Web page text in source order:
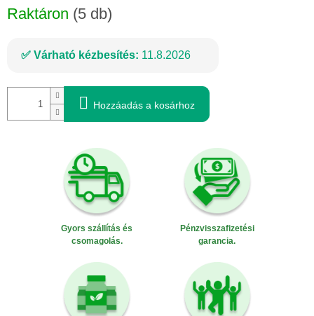
Raktáron (5 db)
Várható kézbesítés: 11.8.2026
Hozzáadás a kosárhoz
Gyors szállítás és
csomagolás.
Pénzvisszafizetési
garancia.